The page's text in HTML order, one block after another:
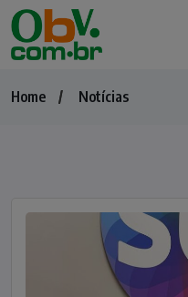
Home Notícias